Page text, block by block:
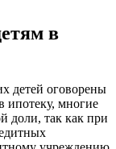
в
детей оговорены
ипотеку, многие
доли, так как при